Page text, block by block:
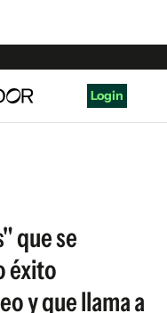
Login
que se
éxito
y que llama a